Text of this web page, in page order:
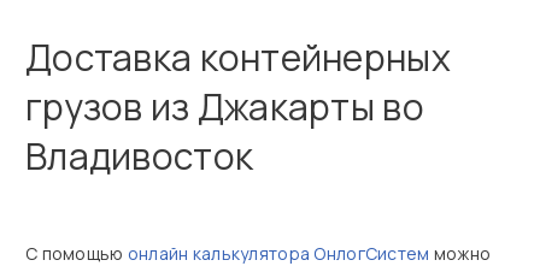
Доставка контейнерных
грузов из Джакарты во
Владивосток
С помощью онлайн калькулятора ОнлогСистем можно